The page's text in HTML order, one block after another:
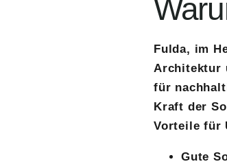
Fulda, im
Architektur
für
Kraft der
Vorteile für
Gute